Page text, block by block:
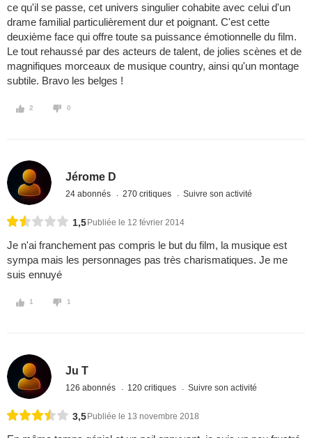
ce qu'il se passe, cet univers singulier cohabite avec celui d'un
drame familial particulièrement dur et poignant. C'est cette
deuxième face qui offre toute sa puissance émotionnelle du film.
Le tout rehaussé par des acteurs de talent, de jolies scènes et de
magnifiques morceaux de musique country, ainsi qu'un montage
subtile. Bravo les belges !
2 0
Jérome D
24 abonnés 270 critiques Suivre son activité
1,5 Publiée le 12 février 2014
Je n'ai franchement pas compris le but du film, la musique est
sympa mais les personnages pas très charismatiques. Je me
suis ennuyé
1 1
Ju T
126 abonnés 120 critiques Suivre son activité
3,5 Publiée le 13 novembre 2018